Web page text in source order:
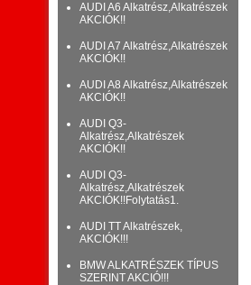
AUDI A6 Alkatrész,Alkatrészek
AKCIÓK!!
AUDI A7 Alkatrész,Alkatrészek
AKCIÓK!!
AUDI A8 Alkatrész,Alkatrészek
AKCIÓK!!
AUDI Q3-
Alkatrész,Alkatrészek
AKCIÓK!!
AUDI Q3-
Alkatrész,Alkatrészek
AKCIÓK!!Folytatás1.
AUDI TT Alkatrészek,
AKCIÓK!!!
BMW ALKATRÉSZEK TÍPUS
SZERINT AKCIÓ!!!